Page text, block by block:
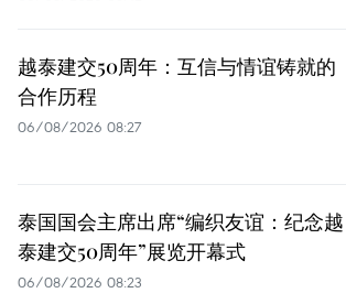
越泰建交50周年：互信与情谊铸就的
合作历程
06/08/2026 08:27
泰国国会主席出席“编织友谊：纪念越
泰建交50周年”展览开幕式
06/08/2026 08:23